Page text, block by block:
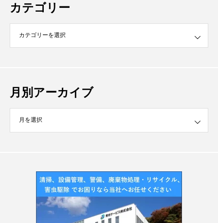
カテゴリー
月別アーカイブ